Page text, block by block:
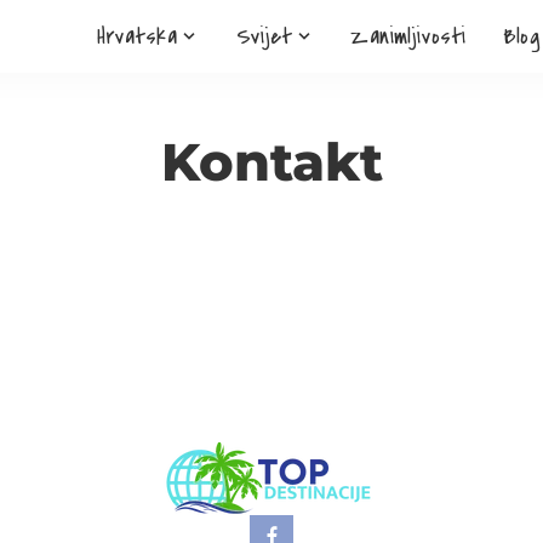
Hrvatska Svijet Zanimljivosti Blog
Kontakt